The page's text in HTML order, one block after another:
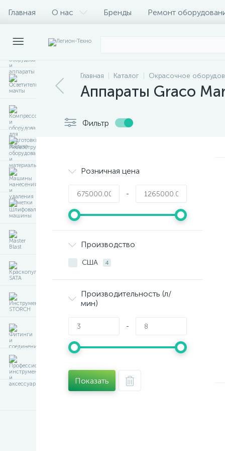
Главная О нас Бренды Ремонт
Главная Каталог Окрасочное
Аппараты Graco
Фильтр
Розничная цена
-
Производство
США 4
Производительность (л/
мин)
-
Показать